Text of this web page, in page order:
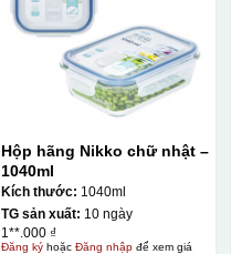
Hộp hãng Nikko chữ nhật –
1040ml
Kích thước: 1040ml
TG sản xuất: 10 ngày
1**.000 ₫
Đăng kýhoặc Đăng nhậpđể xem giá